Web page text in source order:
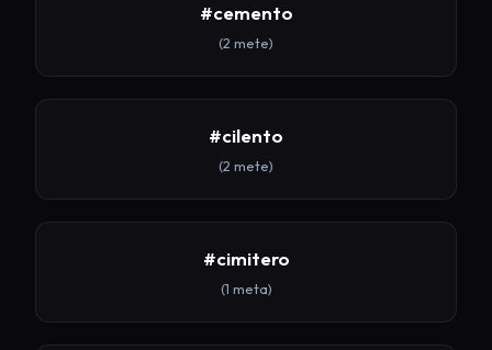
#cemento
(2 mete)
#cilento
(2 mete)
#cimitero
(1 meta)